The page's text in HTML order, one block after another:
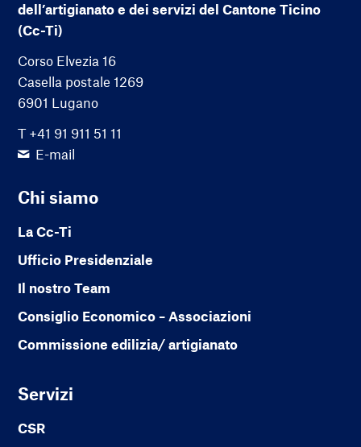
dell’artigianato e dei servizi del Cantone Ticino
(Cc-Ti)
Corso Elvezia 16
Casella postale 1269
6901 Lugano
T +41 91 911 51 11
E-mail
Chi siamo
La Cc-Ti
Ufficio Presidenziale
Il nostro Team
Consiglio Economico – Associazioni
Commissione edilizia/ artigianato
Servizi
CSR